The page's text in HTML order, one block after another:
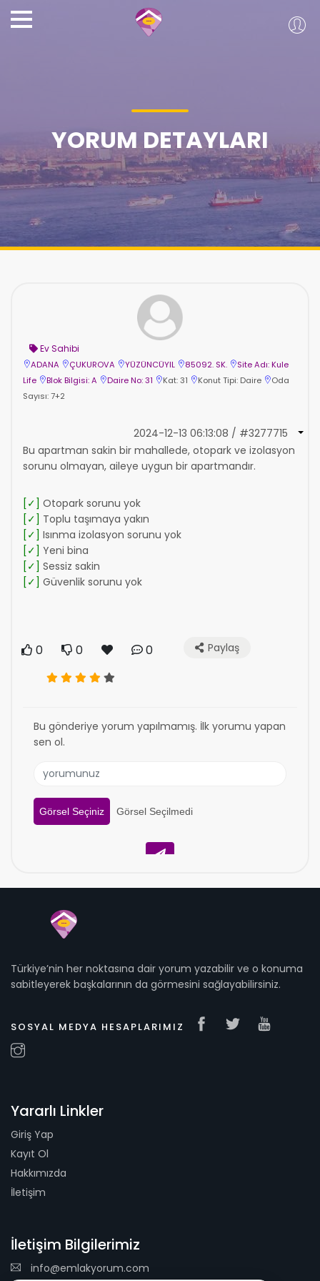
YORUM DETAYLARI
Ev Sahibi
ADANA ÇUKUROVA YÜZÜNCÜYIL 85092. SK.
Site Adı: Kule
Life
Blok Bilgisi: A Daire No: 31 Kat: 31 Konut Tipi: Daire
Oda
Sayısı: 7+2
2024-12-13 06:13:08 / #3277715
Bu apartman sakin bir mahallede, otopark ve izolasyon
sorunu olmayan, aileye uygun bir apartmandır.
[✓] Otopark sorunu yok
[✓] Toplu taşımaya yakın
[✓] Isınma izolasyon sorunu yok
[✓] Yeni bina
[✓] Sessiz sakin
[✓] Güvenlik sorunu yok
0 0 0 Paylaş
Bu gönderiye yorum yapılmamış. İlk yorumu yapan
sen ol.
Görsel Seçiniz Görsel Seçilmedi
Türkiye’nin her noktasına dair yorum yazabilir ve o konuma
sabitleyerek başkalarının da görmesini sağlayabilirsiniz.
SOSYAL MEDYA HESAPLARIMIZ
Yararlı Linkler
Giriş Yap
Kayıt Ol
Hakkımızda
İletişim
İletişim Bilgilerimiz
info@emlakyorum.com